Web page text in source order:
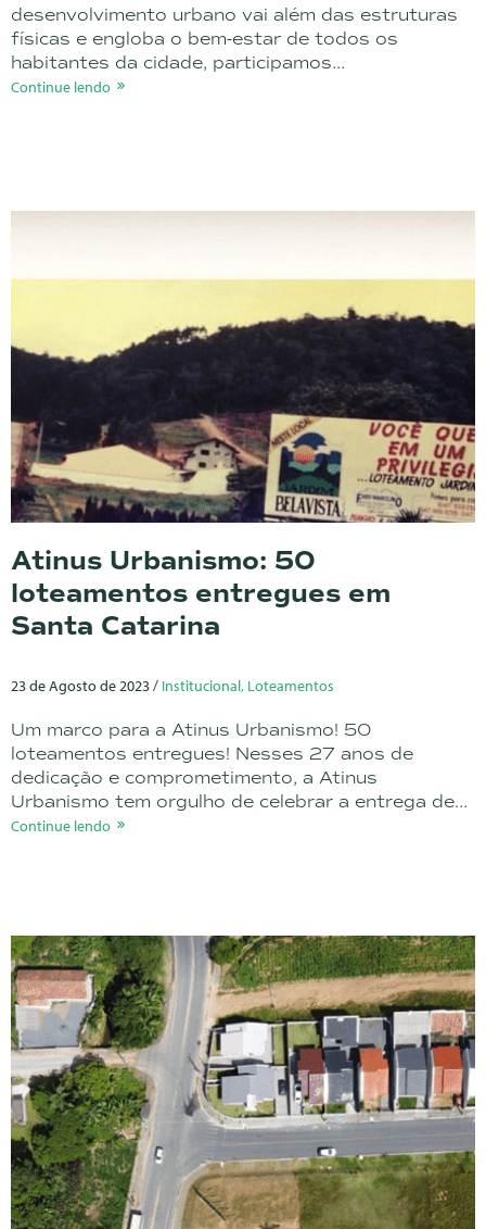
desenvolvimento urbano vai além das estruturas
físicas e engloba o bem-estar de todos os
habitantes da cidade, participamos...
Continue lendo
Atinus Urbanismo: 50
loteamentos entregues em
Santa Catarina
23 de Agosto de 2023 / Institucional, Loteamentos
Um marco para a Atinus Urbanismo! 50
loteamentos entregues! Nesses 27 anos de
dedicação e comprometimento, a Atinus
Urbanismo tem orgulho de celebrar a entrega de...
Continue lendo